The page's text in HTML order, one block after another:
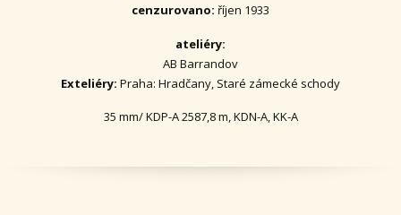
cenzurovano: říjen 1933
ateliéry:
AB Barrandov
Exteliéry: Praha: Hradčany, Staré zámecké schody
35 mm/ KDP-A 2587,8 m, KDN-A, KK-A